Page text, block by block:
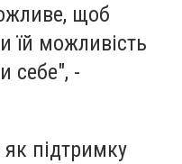
щоб
їй можливість
себе", -
підтримку